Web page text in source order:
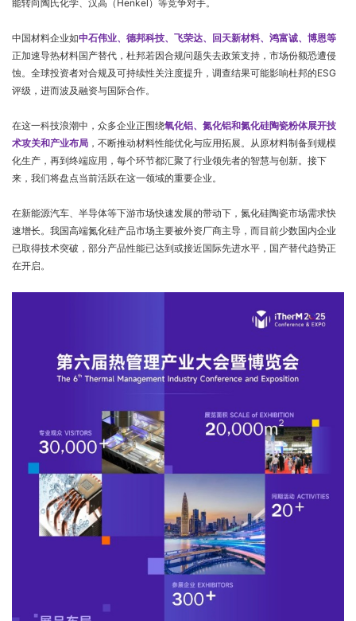
能转向陶氏化学、汉高（Henkel）等竞争对手。
中国材料企业如中石伟业、德邦科技、飞荣达、回天新材料、鸿富诚、博恩等
正加速导热材料国产替代，杜邦若因合规问题失去政策支持，市场份额恐遭侵
蚀。全球投资者对合规及可持续性关注度提升，调查结果可能影响杜邦的ESG
评级，进而波及融资与国际合作。
在这一科技浪潮中，众多企业正围绕氧化铝、氮化铝和氮化硅陶瓷粉体展开技
术攻关和产业布局 ，不断推动材料性能优化与应用拓展。从原材料制备到规模
化生产，再到终端应用，每个环节都汇聚了行业领先者的智慧与创新。接下
来，我们将盘点当前活跃在这一领域的重要企业。
在新能源汽车、半导体等下游市场快速发展的带动下，氮化硅陶瓷市场需求快
速增长。我国高端氮化硅产品市场主要被外资厂商主导，而目前少数国内企业
已取得技术突破，部分产品性能已达到或接近国际先进水平，国产替代趋势正
在开启。